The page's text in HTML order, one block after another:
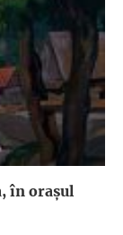
în orașul